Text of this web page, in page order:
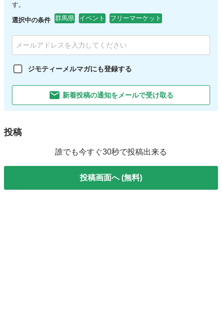
す。
選択中の条件 群馬県 イベント フリーマーケット
ジモティーメルマガにも登録する
新着投稿の通知をメールで受け取る
投稿
誰でも今すぐ30秒で投稿出来る
投稿画面へ (無料)